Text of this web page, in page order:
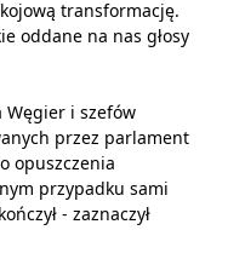
transformację.
oddane na nas głosy
Węgier i szefów
przez parlament
opuszczenia
przypadku sami
- zaznaczył